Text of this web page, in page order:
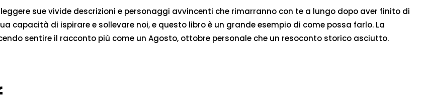
sue vivide descrizioni e personaggi avvincenti che rimarranno con te a lungo dopo aver finito di
capacità di ispirare e sollevare noi, e questo libro è un grande esempio di come possa farlo. La
sentire il racconto più come un Agosto, ottobre personale che un resoconto storico asciutto.